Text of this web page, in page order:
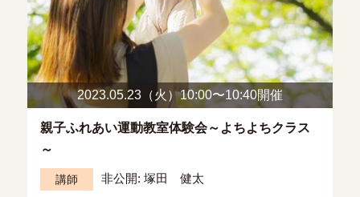
2023.05.23（火）10:00〜10:40開催
親子ふれあい運動教室体験会～よちよちクラス
～
講師 非公開: 塚田 健太